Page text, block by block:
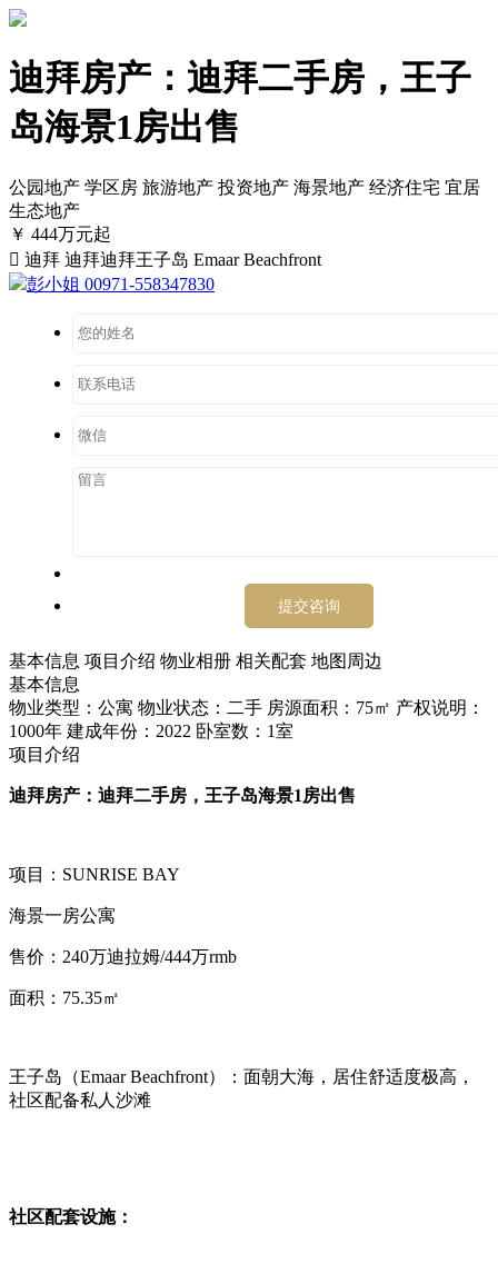
迪拜房产：迪拜二手房，王子
岛海景1房出售
公园地产 学区房 旅游地产 投资地产 海景地产 经济住宅 宜居
生态地产
￥ 444万元起
 迪拜 迪拜迪拜王子岛 Emaar Beachfront
彭小姐 00971-558347830
基本信息 项目介绍 物业相册 相关配套 地图周边
基本信息
物业类型：公寓 物业状态：二手 房源面积：75㎡ 产权说明：
1000年 建成年份：2022 卧室数：1室
项目介绍
迪拜房产：迪拜二手房，王子岛海景1房出售
项目：SUNRISE BAY
海景一房公寓
售价：240万迪拉姆/444万rmb
面积：75.35㎡
王子岛（Emaar Beachfront）：面朝大海，居住舒适度极高，
社区配备私人沙滩
社区配套设施：